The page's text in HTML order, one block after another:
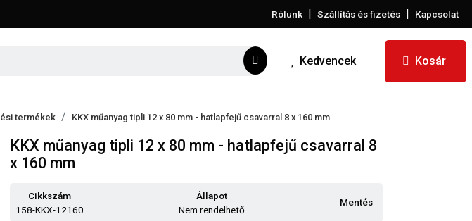
Rólunk | Szállítás és fizetés | Kapcsolat
Kedvencek Kosár
termékek KKX műanyag tipli 12 x 80 mm - hatlapfejű csavarral 8 x 160 mm
KKX műanyag tipli 12 x 80 mm - hatlapfejű csavarral 8
x 160 mm
Cikkszám
158-KKX-12160
Állapot
Nem rendelhető
Mentés